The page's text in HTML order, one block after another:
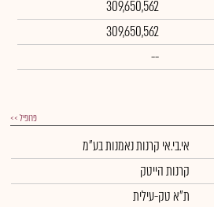
309,650,562
309,650,562
--
פרופיל >>
אי.בי.אי קרנות נאמנות בע"מ
קרנות הייטק
ת"א טק-עילית